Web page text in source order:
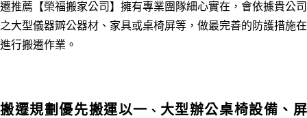
遷推薦【榮福搬家公司】擁有專業團隊細心實在，會依據貴公司
之大型儀器辧公器材、家具或桌椅屏等 ， 做最完善的防護措施在
進行搬遷作業。
搬遷規劃優先搬運以一 、 大型辦公桌椅設備 、屏